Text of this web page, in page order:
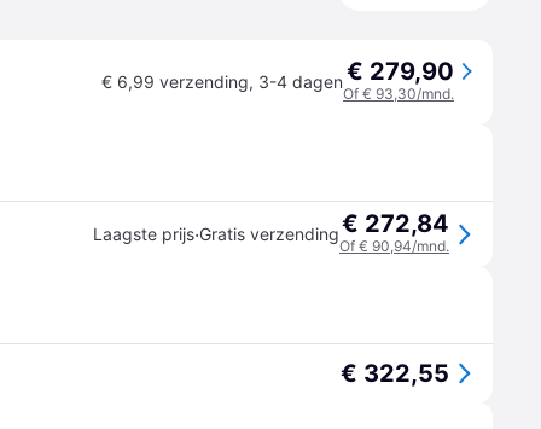
€ 6,99 verzending, 3-4 dagen € 279,90
Of € 93,30/mnd.
Laagste prijs·Gratis verzending€ 272,84
Of € 90,94/mnd.
€ 322,55